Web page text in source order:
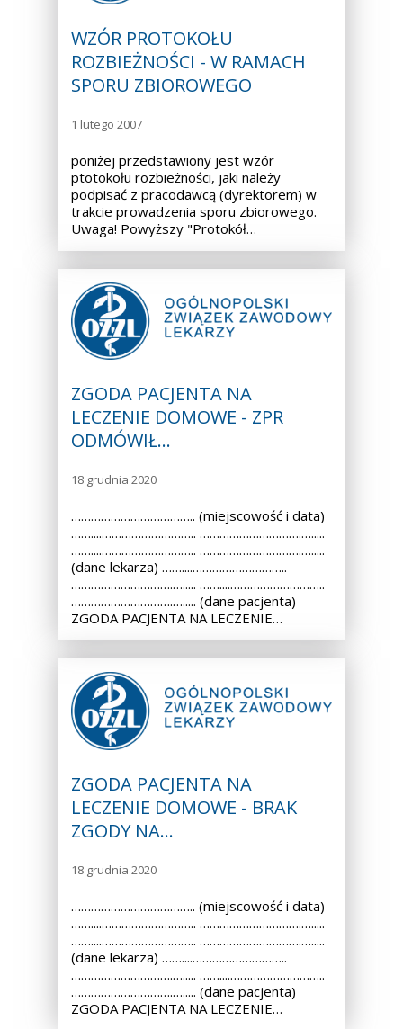
WZÓR PROTOKOŁU
ROZBIEŻNOŚCI - W RAMACH
SPORU ZBIOROWEGO
1 lutego 2007
poniżej przedstawiony jest wzór
ptotokołu rozbieżności, jaki należy
podpisać z pracodawcą (dyrektorem) w
trakcie prowadzenia sporu zbiorowego.
Uwaga! Powyższy "Protokół…
ZGODA PACJENTA NA
LECZENIE DOMOWE - ZPR
ODMÓWIŁ…
18 grudnia 2020
……………………………….. (miejscowość i data)
……....……………………….. ………………………….….....
……....……………………….. ………………………….….....
(dane lekarza) ……....………………………..
………………………….…..... ……....………………………..
………………………….…..... (dane pacjenta)
ZGODA PACJENTA NA LECZENIE…
ZGODA PACJENTA NA
LECZENIE DOMOWE - BRAK
ZGODY NA…
18 grudnia 2020
……………………………….. (miejscowość i data)
……....……………………….. ………………………….….....
……....……………………….. ………………………….….....
(dane lekarza) ……....………………………..
………………………….…..... ……....………………………..
………………………….…..... (dane pacjenta)
ZGODA PACJENTA NA LECZENIE…